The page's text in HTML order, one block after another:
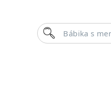
B
Hľadať